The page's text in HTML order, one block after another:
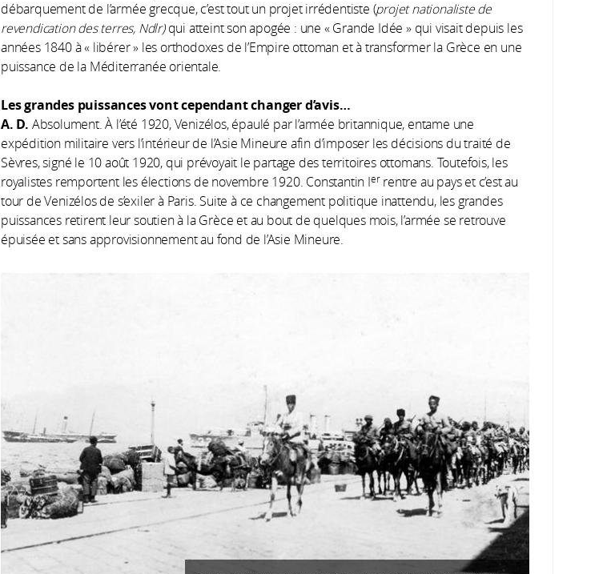
débarquement de l’armée grecque, c’est tout un projet irrédentiste (projet nationaliste de
revendication des terres, Ndlr)qui atteint son apogée : une « Grande Idée » qui visait depuis les
années 1840 à « libérer » les orthodoxes de l’Empire ottoman et à transformer la Grèce en une
puissance de la Méditerranée orientale.
Les grandes puissances vont cependant changer d’avis…
A. D. Absolument. À l’été 1920, Venizélos, épaulé par l’armée britannique, entame une
expédition militaire vers l’intérieur de l’Asie Mineure afin d’imposer les décisions du traité de
Sèvres, signé le 10 août 1920, qui prévoyait le partage des territoires ottomans. Toutefois, les
royalistes remportent les élections de novembre 1920. Constantin Ierrentre au pays et c’est au
tour de Venizélos de s’exiler à Paris. Suite à ce changement politique inattendu, les grandes
puissances retirent leur soutien à la Grèce et au bout de quelques mois, l’armée se retrouve
épuisée et sans approvisionnement au fond de l’Asie Mineure.